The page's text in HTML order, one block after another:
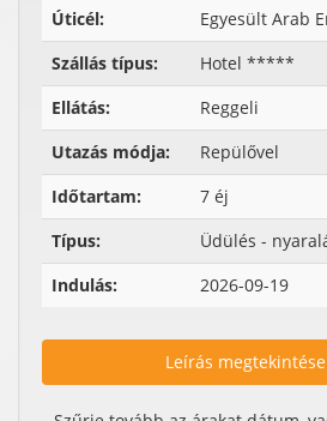
Úticél:
Egyesült Arab
Szállás típus:
Hotel *****
Ellátás:
Reggeli
Utazás módja:
Repülővel
Időtartam:
7 éj
Típus:
Üdülés -
Indulás:
2026-09-19
Leírás megtekintése